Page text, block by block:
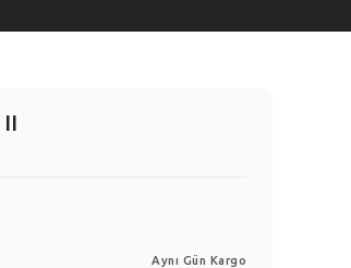
Aynı Gün Kargo